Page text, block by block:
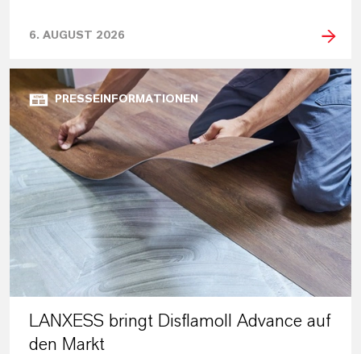
6. AUGUST 2026
PRESSEINFORMATIONEN
LANXESS bringt Disflamoll Advance auf
den Markt